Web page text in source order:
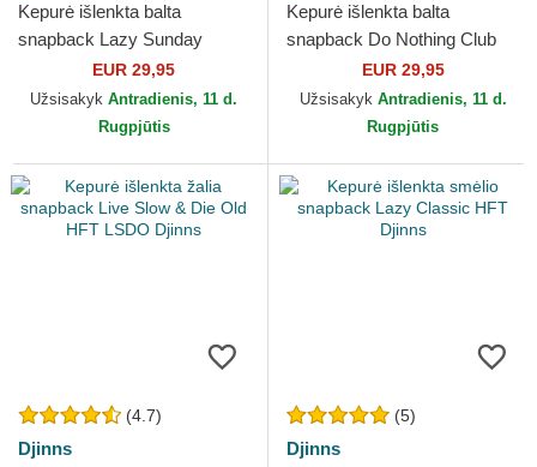
Kepurė išlenkta balta
snapback Lazy Sunday
Coffee Club HFT Djinns
EUR 29,95
Užsisakyk Antradienis, 11 d.
Rugpjūtis
Kepurė išlenkta balta
snapback Do Nothing Club
HFT DNC Cherry Djinns
EUR 29,95
Užsisakyk Antradienis, 11 d.
Rugpjūtis
(4.7)
Djinns
(5)
Djinns